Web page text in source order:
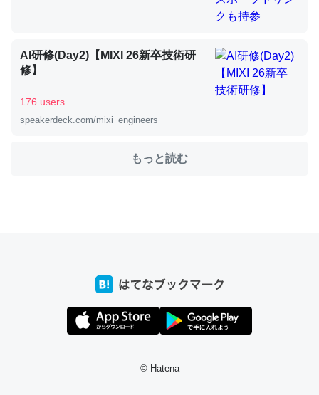
─たまにLINEするくらいだった遠方の父67歳と僕。ITツール導入で
ちょうど同じ理由でEcho Show 8を設定中でした。Prime
り時間を日数にすると1週間とかの人が多いそうだけど、
たいなのでネット環境作ったけどAlexaしか使わないので
回線代ほとんどかからないですよ。参考：
AI研修(Day2)【MIXI 26新卒技術研
修】
176 users
speakerdeck.com/mixi_engineers
もっと読む
© Hatena